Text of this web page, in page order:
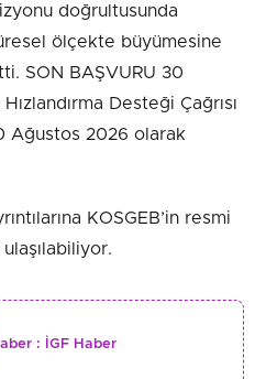
doğrultusunda
ölçekte büyümesine
SON BAŞVURU 30
Desteği Çağrısı
Ağustos 2026 olarak
KOSGEB’in resmi
: İGF Haber